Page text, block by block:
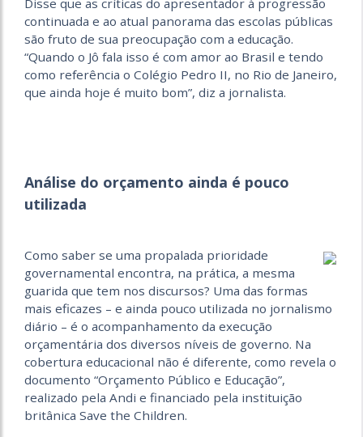
Disse que as críticas do apresentador à progressão
continuada e ao atual panorama das escolas públicas
são fruto de sua preocupação com a educação.
“Quando o Jô fala isso é com amor ao Brasil e tendo
como referência o Colégio Pedro II, no Rio de Janeiro,
que ainda hoje é muito bom”, diz a jornalista.
Análise do orçamento ainda é pouco
utilizada
Como saber se uma propalada prioridade
governamental encontra, na prática, a mesma
guarida que tem nos discursos? Uma das formas
mais eficazes – e ainda pouco utilizada no jornalismo
diário – é o acompanhamento da execução
orçamentária dos diversos níveis de governo. Na
cobertura educacional não é diferente, como revela o
documento “Orçamento Público e Educação”,
realizado pela Andi e financiado pela instituição
britânica Save the Children.